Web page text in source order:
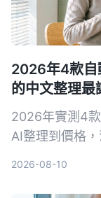
2026年4款自
的中文整理最
2026年實測4
AI整理到價格
2026-08-10